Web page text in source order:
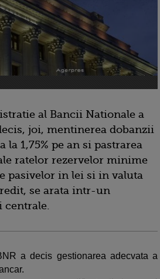
al Bancii Nationale a
joi, mentinerea dobanzii
la 1,75% pe an si pastrarea
ratelor rezervelor minime
pasivelor in lei si in valuta
se arata intr-un
centrale.
a decis gestionarea adecvata a